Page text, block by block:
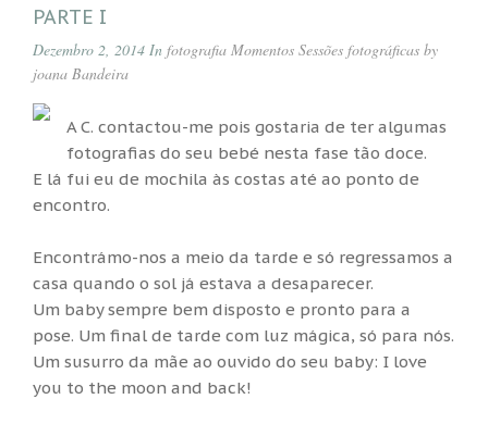
PARTE I
Dezembro 2, 2014 In fotografia Momentos Sessões fotográficas by
joana Bandeira
A C. contactou-me pois gostaria de ter algumas
fotografias do seu bebé nesta fase tão doce.
E lá fui eu de mochila às costas até ao ponto de
encontro.
Encontrámo-nos a meio da tarde e só regressamos a
casa quando o sol já estava a desaparecer.
Um baby sempre bem disposto e pronto para a
pose. Um final de tarde com luz mágica, só para nós.
Um susurro da mãe ao ouvido do seu baby: I love
you to the moon and back!